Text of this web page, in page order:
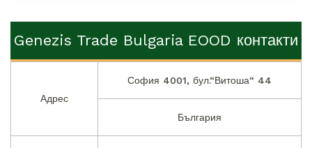
Genezis Trade Bulgaria EOOD контакти
Адрес
София 4001, бул.“Витоша“ 44
България